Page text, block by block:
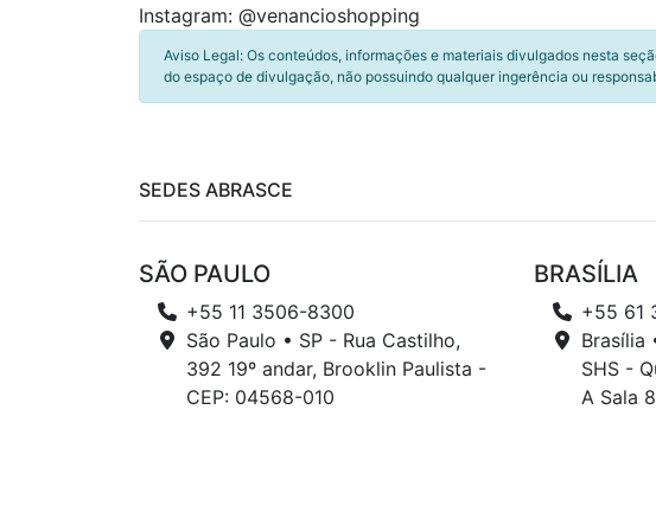
Instagram: @venancioshopping
Aviso Legal: Os conteúdos, informações e materiais divulgados nesta
do espaço de divulgação, não possuindo qualquer ingerência ou
SEDES ABRASCE
SÃO PAULO
+55 11 3506-8300
São Paulo • SP - Rua Castilho,
392 19º andar, Brooklin Paulista -
CEP: 04568-010
BRASÍLIA
+55 61
Brasília
SHS -
A Sala